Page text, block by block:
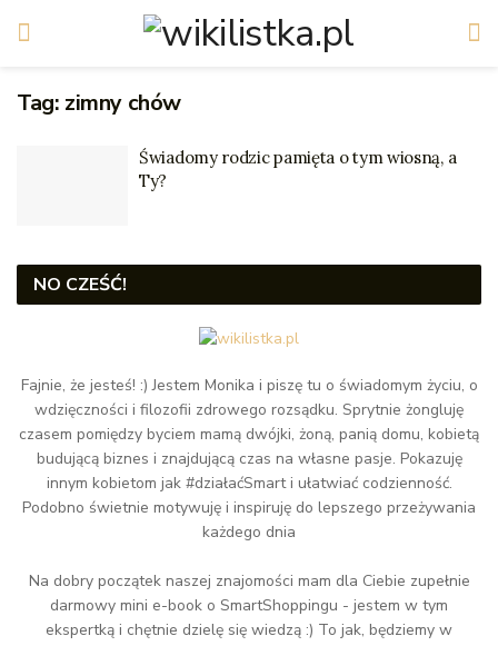
Tag: zimny chów
Świadomy rodzic pamięta o tym wiosną, a
Ty?
NO CZEŚĆ!
Fajnie, że jesteś! :) Jestem Monika i piszę tu o świadomym życiu, o
wdzięczności i filozofii zdrowego rozsądku. Sprytnie żongluję
czasem pomiędzy byciem mamą dwójki, żoną, panią domu, kobietą
budującą biznes i znajdującą czas na własne pasje. Pokazuję
innym kobietom jak #działaćSmart i ułatwiać codzienność.
Podobno świetnie motywuję i inspiruję do lepszego przeżywania
każdego dnia
Na dobry początek naszej znajomości mam dla Ciebie zupełnie
darmowy mini e-book o SmartShoppingu - jestem w tym
ekspertką i chętnie dzielę się wiedzą :) To jak, będziemy w